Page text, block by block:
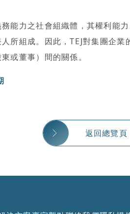
能力之社會組織體，其權利能
所組成。因此，TEJ對集團企
或董事）間的關係。
返回總覽頁